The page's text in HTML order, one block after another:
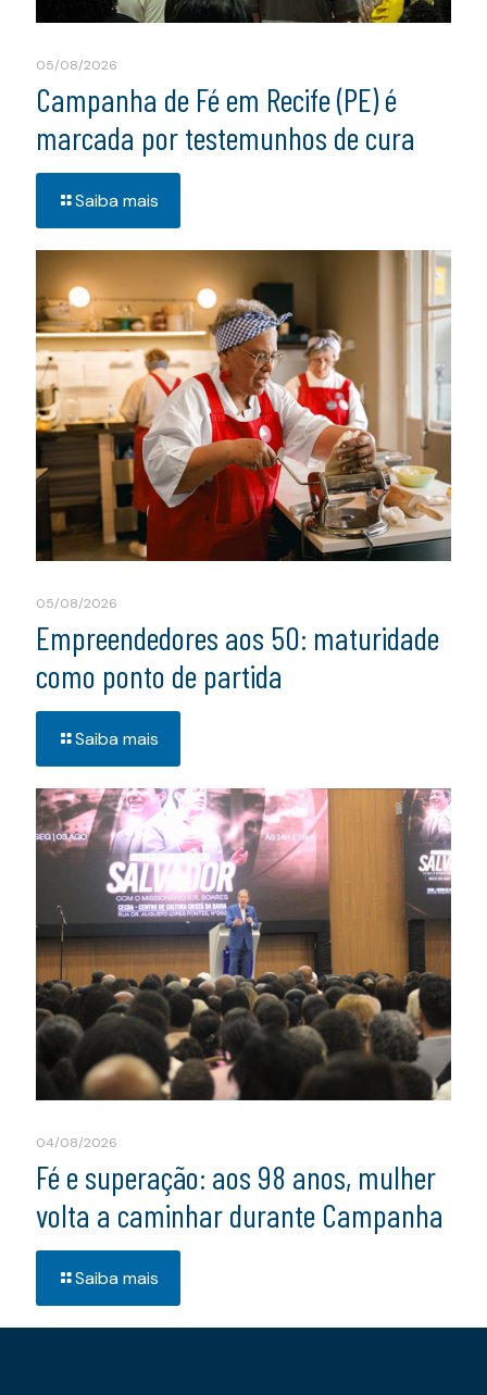
05/08/2026
Campanha de Fé em Recife (PE) é
marcada por testemunhos de cura
Saiba mais
05/08/2026
Empreendedores aos 50: maturidade
como ponto de partida
Saiba mais
04/08/2026
Fé e superação: aos 98 anos, mulher
volta a caminhar durante Campanha
Saiba mais